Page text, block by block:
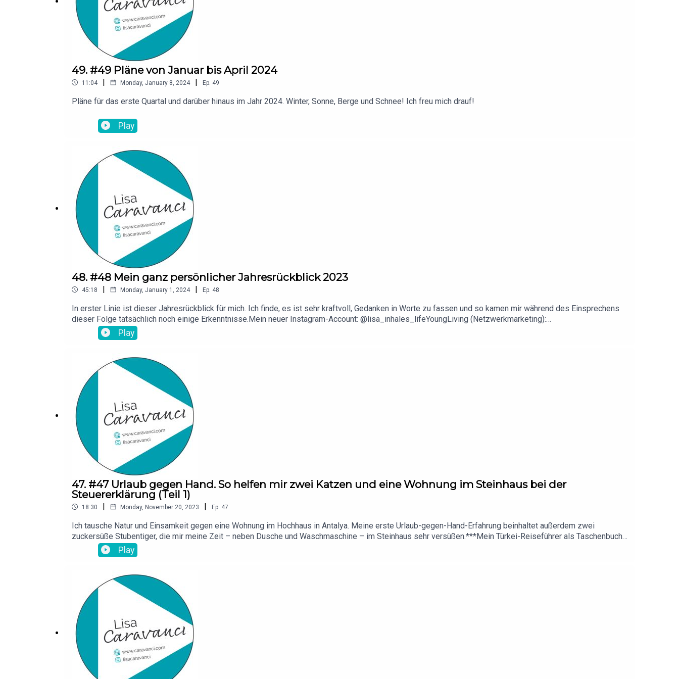
49. #49 Pläne von Januar bis April 2024
11:04 | Monday, January 8, 2024 | Ep. 49
Pläne für das erste Quartal und darüber hinaus im Jahr 2024. Winter, Sonne, Berge und Schnee! Ich freu mich drauf!
Play
48. #48 Mein ganz persönlicher Jahresrückblick 2023
45:18 | Monday, January 1, 2024 | Ep. 48
In erster Linie ist dieser Jahresrückblick für mich. Ich finde, es ist sehr kraftvoll, Gedanken in Worte zu fassen und so kamen mir während des Einsprechens
dieser Folge tatsächlich noch einige Erkenntnisse.Mein neuer Instagram-Account: @lisa_inhales_lifeYoungLiving (Netzwerkmarketing):
www.youngliving.com/Mehr Infos zu den Ölen + Anmeldelink: www.caravanci.com/oeleIch wünsche dir ein grandisoes neues Jahr!
Play
47. #47 Urlaub gegen Hand. So helfen mir zwei Katzen und eine Wohnung im Steinhaus bei der
Steuererklärung (Teil 1)
18:30 | Monday, November 20, 2023 | Ep. 47
Ich tausche Natur und Einsamkeit gegen eine Wohnung im Hochhaus in Antalya. Meine erste Urlaub-gegen-Hand-Erfahrung beinhaltet außerdem zwei
zuckersüße Stubentiger, die mir meine Zeit – neben Dusche und Waschmaschine – im Steinhaus sehr versüßen.***Mein Türkei-Reiseführer als Taschenbuch:
https://amzn.to/41j6f5j (inkl. Live-Updates)...als eBook: https://amzn.to/3PszEp2Homepage mit vielen Infos zu Reisen (nicht nur) in die Türkei:
www.caravanci.comInfos zu den ätherischen Ölen:https://caravanci.com/aetherische-oele-umweltfreundlich-wohnmobil-reise/***Ich freue mich sehr über
Play